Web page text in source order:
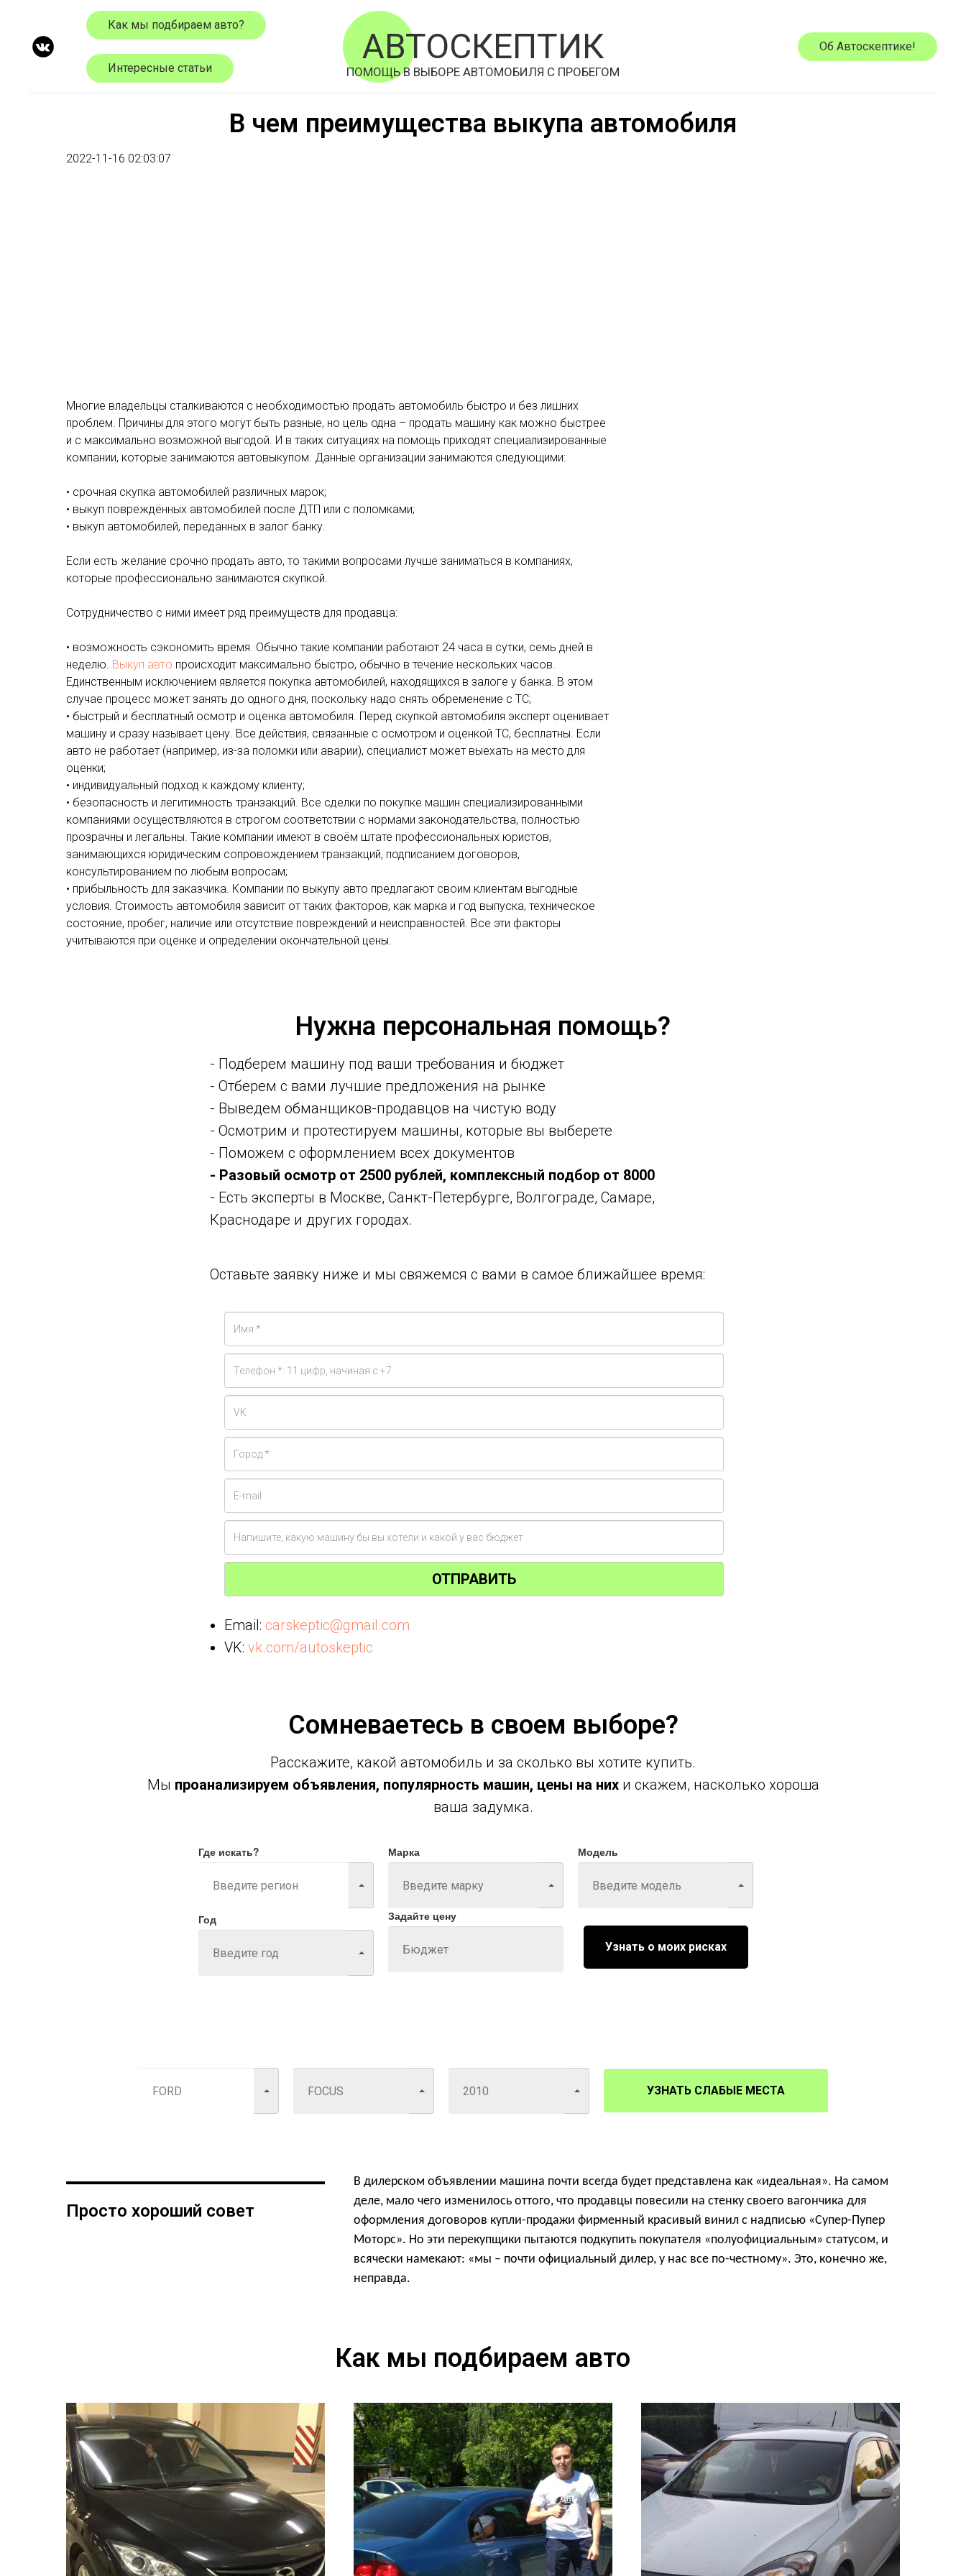
АВТОСКЕПТИК
ПОМОЩЬ В ВЫБОРЕ АВТОМОБИЛЯ С ПРОБЕГОМ
Как мы подбираем авто?
Интересные статьи
Об Автоскептике!
В чем преимущества выкупа автомобиля
2022-11-16 02:03:07
Многие владельцы сталкиваются с необходимостью продать автомобиль быстро и без лишних
проблем. Причины для этого могут быть разные, но цель одна – продать машину как можно быстрее
и с максимально возможной выгодой. И в таких ситуациях на помощь приходят специализированные
компании, которые занимаются автовыкупом. Данные организации занимаются следующими:
• срочная скупка автомобилей различных марок;
• выкуп повреждённых автомобилей после ДТП или с поломками;
• выкуп автомобилей, переданных в залог банку.
Если есть желание срочно продать авто, то такими вопросами лучше заниматься в компаниях,
которые профессионально занимаются скупкой.
Сотрудничество с ними имеет ряд преимуществ для продавца:
• возможность сэкономить время. Обычно такие компании работают 24 часа в сутки, семь дней в
неделю. Выкуп авто происходит максимально быстро, обычно в течение нескольких часов.
Единственным исключением является покупка автомобилей, находящихся в залоге у банка. В этом
случае процесс может занять до одного дня, поскольку надо снять обременение с ТС;
• быстрый и бесплатный осмотр и оценка автомобиля. Перед скупкой автомобиля эксперт оценивает
машину и сразу называет цену. Все действия, связанные с осмотром и оценкой ТС, бесплатны. Если
авто не работает (например, из-за поломки или аварии), специалист может выехать на место для
оценки;
• индивидуальный подход к каждому клиенту;
• безопасность и легитимность транзакций. Все сделки по покупке машин специализированными
компаниями осуществляются в строгом соответствии с нормами законодательства, полностью
прозрачны и легальны. Такие компании имеют в своём штате профессиональных юристов,
занимающихся юридическим сопровождением транзакций, подписанием договоров,
консультированием по любым вопросам;
• прибыльность для заказчика. Компании по выкупу авто предлагают своим клиентам выгодные
условия. Стоимость автомобиля зависит от таких факторов, как марка и год выпуска, техническое
состояние, пробег, наличие или отсутствие повреждений и неисправностей. Все эти факторы
учитываются при оценке и определении окончательной цены.
Нужна персональная помощь?
- Подберем машину под ваши требования и бюджет
- Отберем с вами лучшие предложения на рынке
- Выведем обманщиков-продавцов на чистую воду
- Осмотрим и протестируем машины, которые вы выберете
- Поможем с оформлением всех документов
- Разовый осмотр от 2500 рублей, комплексный подбор от 8000
- Есть эксперты в Москве, Санкт-Петербурге, Волгограде, Самаре,
Краснодаре и других городах.
Оставьте заявку ниже и мы свяжемся с вами в самое ближайшее время:
ОТПРАВИТЬ
Email: carskeptic@gmail.com
VK: vk.com/autoskeptic
Сомневаетесь в своем выборе?
Расскажите, какой автомобиль и за сколько вы хотите купить.
Мы проанализируем объявления, популярность машин, цены на нихи скажем, насколько хороша
ваша задумка.
Где искать? Марка Модель
Год Задайте цену
Узнать о моих рисках
УЗНАТЬ СЛАБЫЕ МЕСТА
Просто хороший совет
В дилерском объявлении машина почти всегда будет представлена как «идеальная». На самом
деле, мало чего изменилось оттого, что продавцы повесили на стенку своего вагончика для
оформления договоров купли-продажи фирменный красивый винил с надписью «Супер-Пупер
Моторс». Но эти перекупщики пытаются подкупить покупателя «полуофициальным» статусом, и
всячески намекают: «мы – почти официальный дилер, у нас все по-честному». Это, конечно же,
неправда.
Как мы подбираем авто